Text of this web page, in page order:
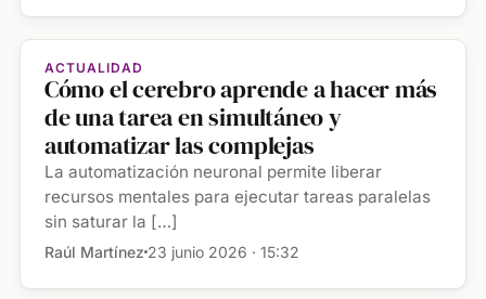
ACTUALIDAD
Cómo el cerebro aprende a hacer más
de una tarea en simultáneo y
automatizar las complejas
La automatización neuronal permite liberar
recursos mentales para ejecutar tareas paralelas
sin saturar la […]
Raúl Martínez 23 junio 2026 · 15:32